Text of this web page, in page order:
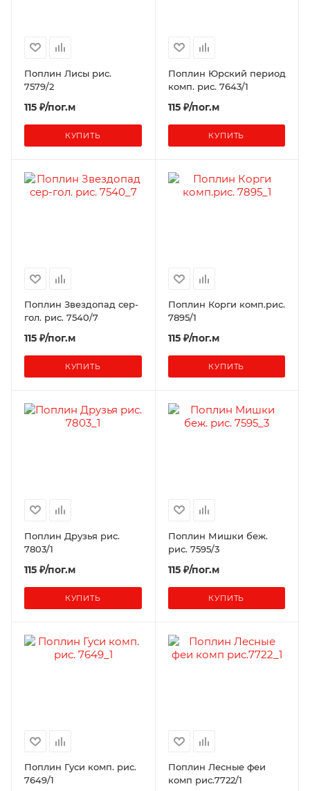
Поплин Лисы рис.
7579/2
115 ₽/пог.м
КУПИТЬ
Поплин Юрский период
комп. рис. 7643/1
115 ₽/пог.м
КУПИТЬ
Поплин Звездопад сер-
гол. рис. 7540/7
115 ₽/пог.м
КУПИТЬ
Поплин Корги комп.рис.
7895/1
115 ₽/пог.м
КУПИТЬ
Поплин Друзья рис.
7803/1
115 ₽/пог.м
КУПИТЬ
Поплин Мишки беж.
рис. 7595/3
115 ₽/пог.м
КУПИТЬ
Поплин Гуси комп. рис.
7649/1
Поплин Лесные феи
комп рис.7722/1